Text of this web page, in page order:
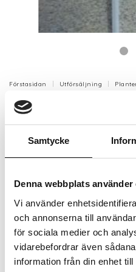
Samtycke
Denna webbplats använder
Vi använder
och annonserna till
för sociala medier och
vidarebefordrar även
information från din enhet
Förstasidan Utförsäljning
Spridare Superlawn
Artikelnr: HE1470
Inkl. moms:
Trygg betalning